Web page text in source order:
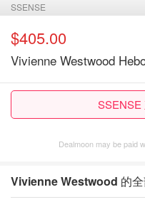
SSENSE
$405.00
Vivienne Westwood
Dealmoon may be paid
Vivienne Westwood 的